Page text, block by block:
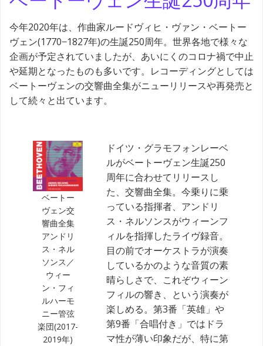
今年2020年は、作曲家ルードヴィヒ・ヴァン・ベートー
ヴェン(1770−1827年)の生誕250周年。世界各地で様々な
企画が予定されていましたが、あいにくのコロナ禍で中止
や延期となったものも多いです。レコーディングとしては
ベートーヴェンの交響曲全集がニューリリースや再発売と
して続々と出ています。
ベートー
ヴェン交
響曲全集
アンドリ
ス・ネル
ソンス／
ウィー
ン・フィ
ルハーモ
ニー管弦
楽団(2017-
2019年)
ドイツ・グラモフォンレーベ
ルがベートーヴェン生誕250
周年に合わせてリリースし
た、交響曲全集。今乗りに乗
っている指揮者、アンドリ
ス・ネルソンスがウィーンフ
ィルを指揮したライヴ録音。
目の前でオーケストラが演奏
しているかのような音質の素
晴らしさで、これぞウィーン
フィルの響き、という演奏が
楽しめる。第3番「英雄」や
第9番「合唱付き」ではドラ
マ性が薄い印象だが、特に第